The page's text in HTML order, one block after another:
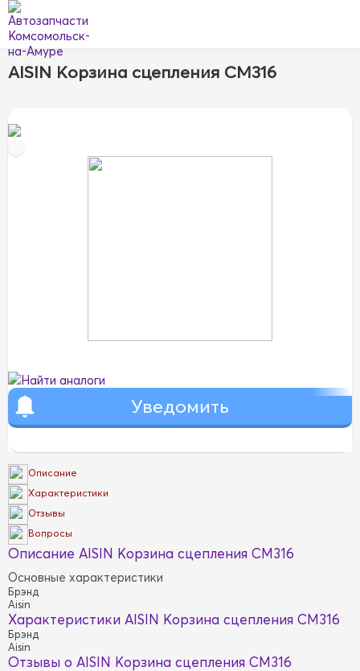
AISIN Kорзина сцепления CM316
Найти аналоги
Описание
Характеристики
Отзывы
Вопросы
Описание AISIN Kорзина сцепления CM316
Основные характеристики
Брэнд
Aisin
Характеристики AISIN Kорзина сцепления CM316
Брэнд
Aisin
Отзывы о AISIN Kорзина сцепления CM316